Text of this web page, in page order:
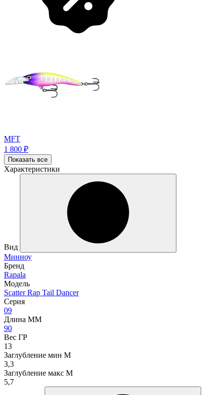
MFT
1 800 ₽
Показать все
Характеристики
Вид
Минноу
Бренд
Rapala
Модель
Scatter Rap Tail Dancer
Серия
09
Длина ММ
90
Вес ГР
13
Заглубление мин М
3,3
Заглубление макс М
5,7